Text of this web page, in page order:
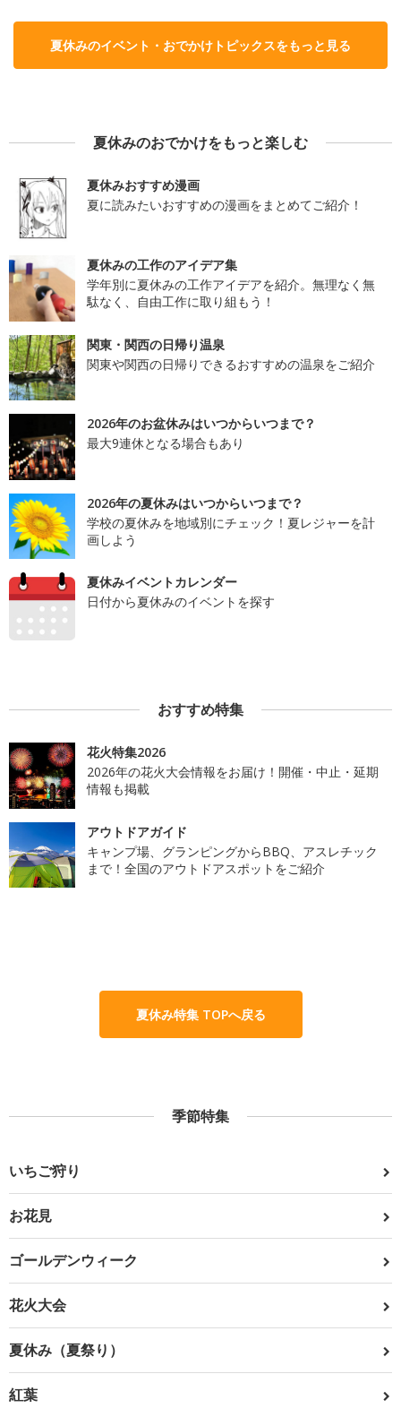
夏休みのイベント・おでかけトピックスをもっと見る
夏休みのおでかけをもっと楽しむ
夏休みおすすめ漫画
夏に読みたいおすすめの漫画をまとめてご紹介！
夏休みの工作のアイデア集
学年別に夏休みの工作アイデアを紹介。無理なく無
駄なく、自由工作に取り組もう！
関東・関西の日帰り温泉
関東や関西の日帰りできるおすすめの温泉をご紹介
2026年のお盆休みはいつからいつまで？
最大9連休となる場合もあり
2026年の夏休みはいつからいつまで？
学校の夏休みを地域別にチェック！夏レジャーを計
画しよう
夏休みイベントカレンダー
日付から夏休みのイベントを探す
おすすめ特集
花火特集2026
2026年の花火大会情報をお届け！開催・中止・延期
情報も掲載
アウトドアガイド
キャンプ場、グランピングからBBQ、アスレチック
まで！全国のアウトドアスポットをご紹介
夏休み特集 TOPへ戻る
季節特集
いちご狩り
お花見
ゴールデンウィーク
花火大会
夏休み（夏祭り）
紅葉